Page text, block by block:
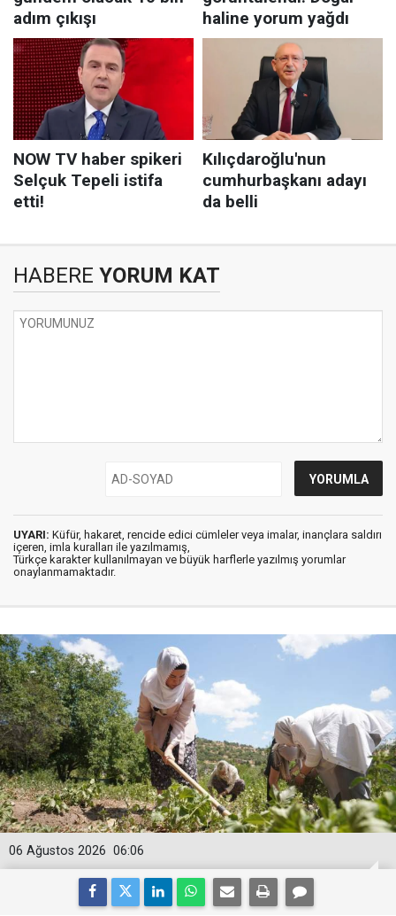
HABERE YORUM KAT
UYARI: Küfür, hakaret, rencide edici cümleler veya imalar, inançlara saldırı
içeren, imla kuralları ile yazılmamış,
Türkçe karakter kullanılmayan ve büyük harflerle yazılmış yorumlar
onaylanmamaktadır.
06:06
06 Ağustos 2026